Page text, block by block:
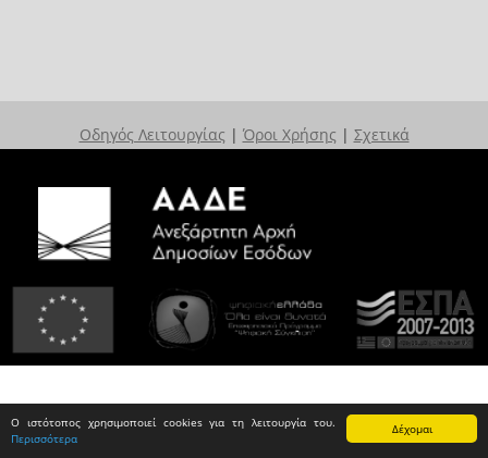
Δέχομαι
Ο ιστότοπος χρησιμοποιεί cookies για τη λειτουργία του.
Περισσότερα
Οδηγός Λειτουργίας | Όροι Χρήσης | Σχετικά